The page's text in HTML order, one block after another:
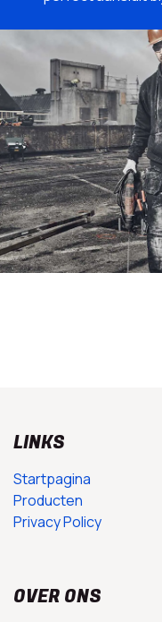
LINKS
Startpagina
Producten
Privacy Policy
OVER ONS